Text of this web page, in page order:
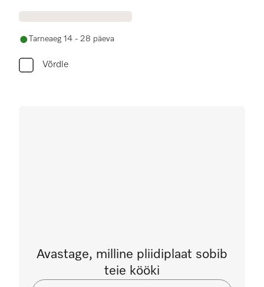
Tarneaeg 14 - 28 päeva
Võrdle
Avastage, milline pliidiplaat sobib
teie kööki